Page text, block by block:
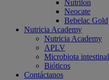
Nutrilon
Neocate
Bebelac Gold
Nutricia Academy
Nutricia Academy
APLV
Microbiota intestinal
Bióticos
Contáctanos